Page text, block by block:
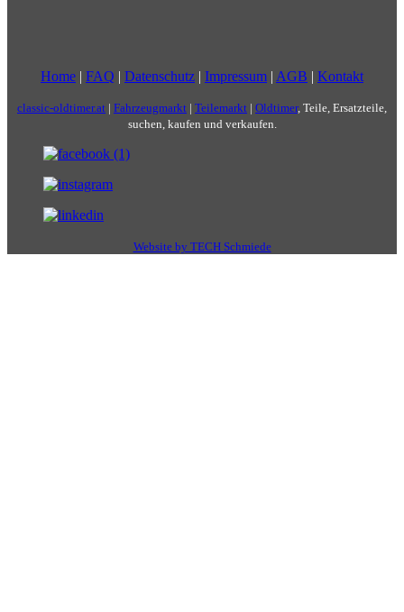
Home | FAQ | Datenschutz | Impressum | AGB | Kontakt
classic-oldtimer.at | Fahrzeugmarkt | Teilemarkt | Oldtimer, Teile, Ersatzteile,
suchen, kaufen und verkaufen.
Website by TECH Schmiede